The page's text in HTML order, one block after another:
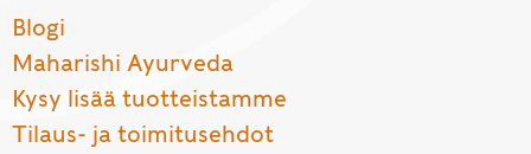
Blogi
Maharishi Ayurveda
Kysy lisää tuotteistamme
Tilaus- ja toimitusehdot